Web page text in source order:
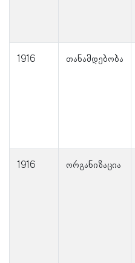
1916 თანამდებობა
1916 ორგანიზაცია